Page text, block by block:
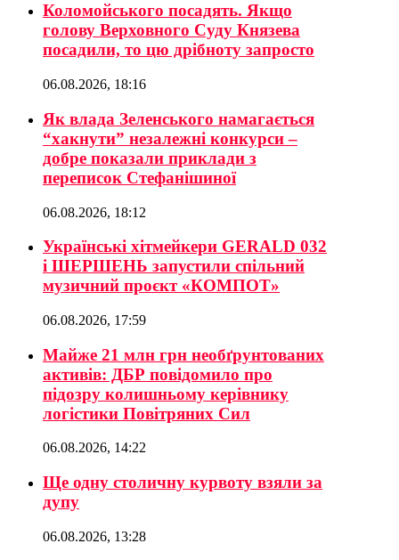
Коломойського посадять. Якщо
голову Верховного Суду Князева
посадили, то цю дрібноту запросто
06.08.2026, 18:16
Як влада Зеленського намагається
“хакнути” незалежні конкурси –
добре показали приклади з
переписок Стефанішиної
06.08.2026, 18:12
Українські хітмейкери GERALD 032
і ШЕРШЕНЬ запустили спільний
музичний проєкт «КОМПОТ»
06.08.2026, 17:59
Майже 21 млн грн необґрунтованих
активів: ДБР повідомило про
підозру колишньому керівнику
логістики Повітряних Сил
06.08.2026, 14:22
Ще одну столичну курвоту взяли за
дупу
06.08.2026, 13:28